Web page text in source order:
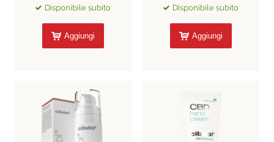
Disponibile subito
Aggiungi
Disponibile subito
Aggiungi